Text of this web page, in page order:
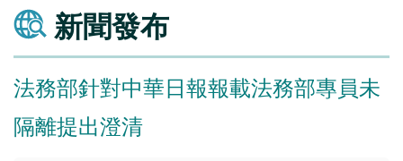
新聞發布
法務部針對中華日報報載法務部專員未
隔離提出澄清